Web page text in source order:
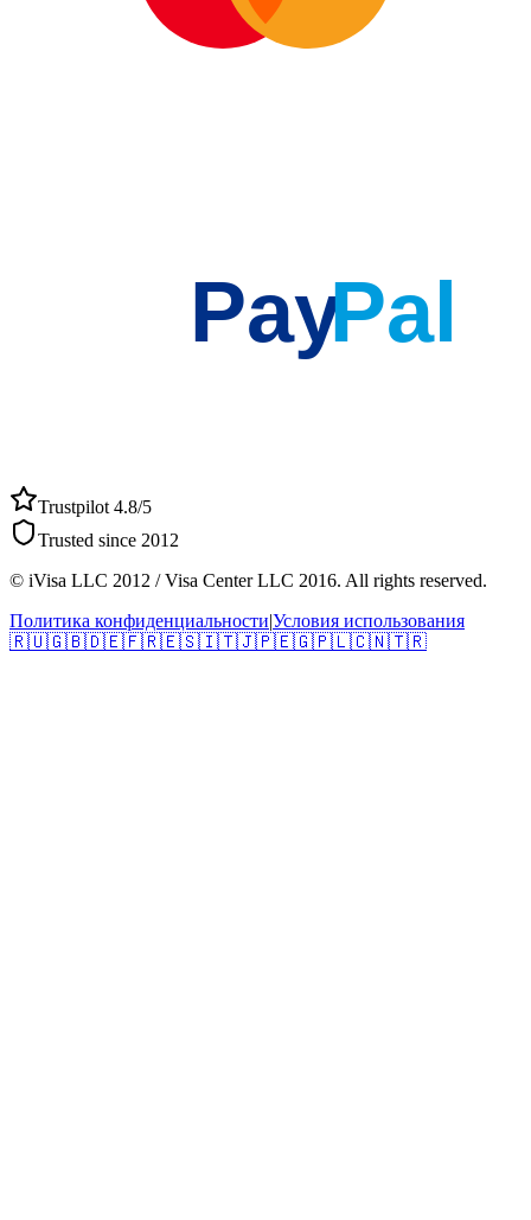
PayPal
Trustpilot 4.8/5
Trusted since 2012
© iVisa LLC 2012 / Visa Center LLC 2016. All rights reserved.
Политика конфиденциальности|Условия использования
🇷🇺🇬🇧🇩🇪🇫🇷🇪🇸🇮🇹🇯🇵🇪🇬🇵🇱🇨🇳🇹🇷